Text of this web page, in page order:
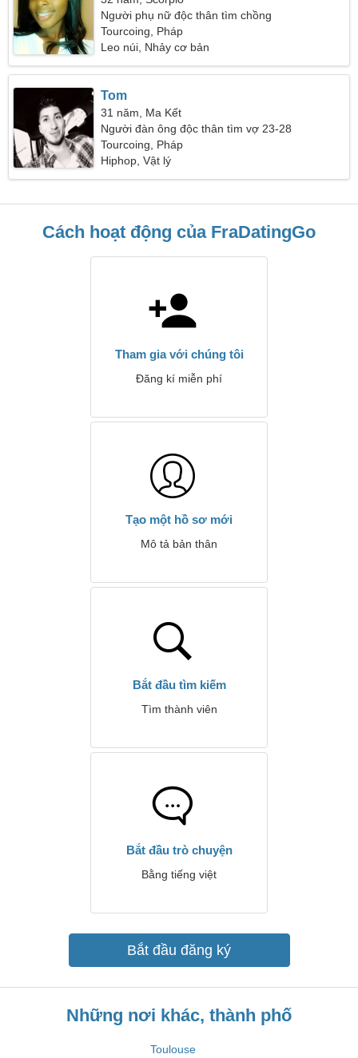
Người phụ nữ độc thân tìm chồng
Tourcoing, Pháp
Leo núi, Nhảy cơ bản
Tom
31 năm, Ma Kết
Người đàn ông độc thân tìm vợ 23-28
Tourcoing, Pháp
Hiphop, Vật lý
Cách hoạt động của FraDatingGo
Tham gia với chúng tôi
Đăng kí miễn phí
Tạo một hồ sơ mới
Mô tả bản thân
Bắt đầu tìm kiếm
Tìm thành viên
Bắt đầu trò chuyện
Bằng tiếng việt
Bắt đầu đăng ký
Những nơi khác, thành phố
Toulouse